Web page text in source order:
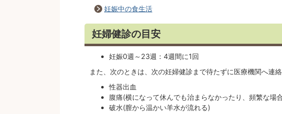
妊娠中の食生活
妊婦健診の目安
妊娠0週～23週：4週間に1回
また、次のときは、次の妊婦健診まで待たずに医療機関へ連
性器出血
腹痛(横になって休んでも治まらなかったり、頻繁な場
破水(膣から温かい羊水が流れる)